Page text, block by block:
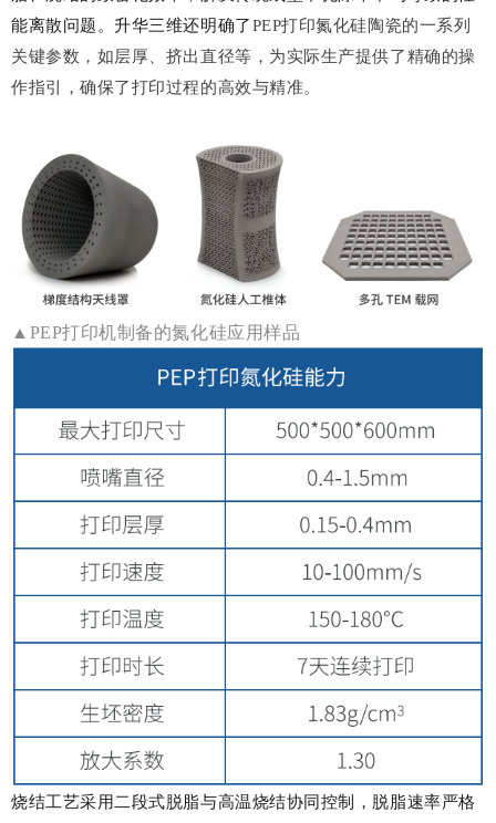
能离散问题。升华三维还明确了PEP打印氮化硅陶瓷的一系列
关键参数，如层厚、挤出直径等，为实际生产提供了精确的操
作指引，确保了打印过程的高效与精准。
▲ PEP打印机制备的氮化硅应用样品
烧结工艺采用二段式脱脂与高温烧结协同控制，脱脂速率严格